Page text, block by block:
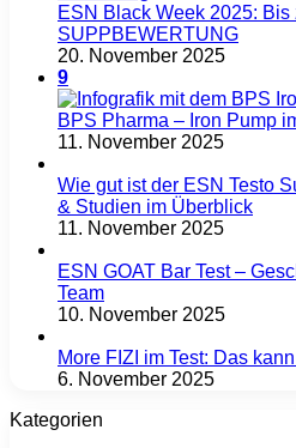
ESN Black Week 2025:
SUPPBEWERTUNG
20. November 2025
9
BPS Pharma – Iron Pump
11. November 2025
Wie gut ist der ESN Testo
& Studien im Überblick
11. November 2025
ESN GOAT Bar Test –
Team
10. November 2025
More FIZI im Test: Das
6. November 2025
Kategorien